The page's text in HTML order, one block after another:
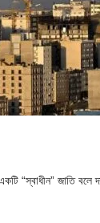
“স্বাধীন” জাতি বলে